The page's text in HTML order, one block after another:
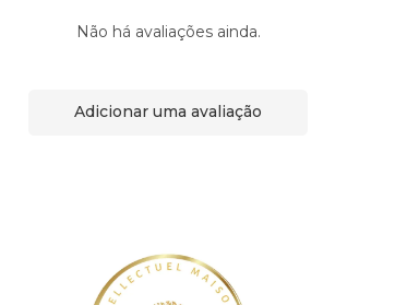
Não há avaliações ainda.
Adicionar uma avaliação